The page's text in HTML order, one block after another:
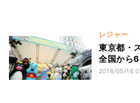
レジャー
東京都・
全国から
2014/05/16